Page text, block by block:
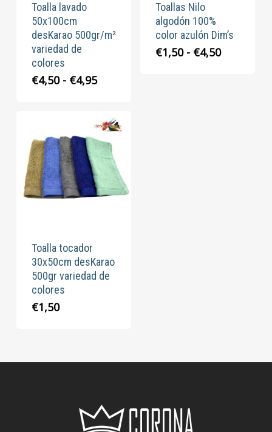
Toalla lavado
50x100cm
desKarao 500gr/m²
variedad de
colores
€4,50 - €4,95Rango
desde
€4,50
hasta
€4,95
Toallas Nilo
algodón 100%
color azulón Dim’s
€1,50 - €4,50Rango
Toalla tocador
30x50cm desKarao
500gr variedad de
colores
€1,50